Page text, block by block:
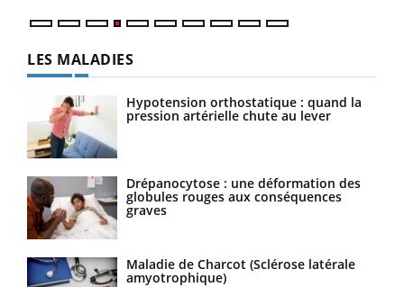
LES MALADIES
Hypotension orthostatique : quand la
pression artérielle chute au lever
Drépanocytose : une déformation des
globules rouges aux conséquences
graves
Maladie de Charcot (Sclérose latérale
amyotrophique)